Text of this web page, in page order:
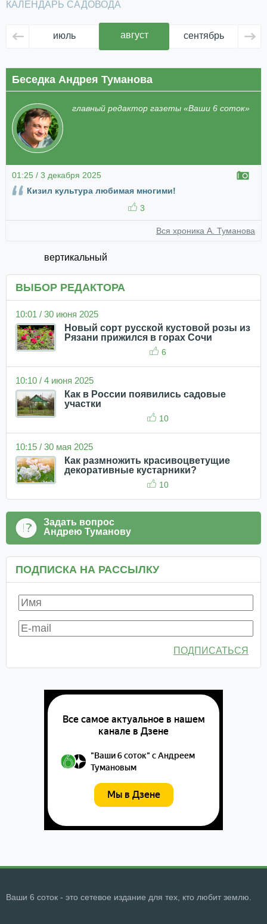
КАЛЕНДАРЬ САДОВОДА
июль август сентябрь
Беседка Андрея Туманова
главный редактор газеты «Ваши 6 соток»
01:25 / 3 декабря 2025
Кизил культура любимая многими!
3
Вся хроника А. Туманова
вертикальный
ВЫБОР РЕДАКТОРА
10:01 / 30 июня 2025
Новый сорт русской кустовой розы из
Рязани прижился в горах Сочи
6
10:10 / 4 июня 2025
Как в России появились садовые
участки
10
10:15 / 30 мая 2025
Как размножить красивоцветущие
декоративные кустарники?
10
Задать вопрос
Андрею Туманову
ПОДПИСКА НА РАССЫЛКУ
ПОДПИСАТЬСЯ
Ваши 6 соток - это сетевое издание для тех, кто любит землю.